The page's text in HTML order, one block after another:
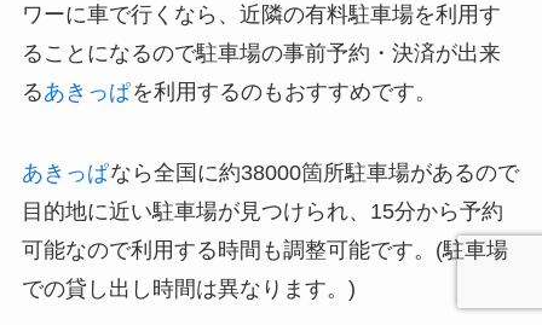
ワーに車で行くなら、近隣の有料駐車場を利用す
ることになるので駐車場の事前予約・決済が出来
るあきっぱを利用するのもおすすめです。
あきっぱなら全国に約38000箇所駐車場があるので
目的地に近い駐車場が見つけられ、15分から予約
可能なので利用する時間も調整可能です。(駐車場
での貸し出し時間は異なります。)